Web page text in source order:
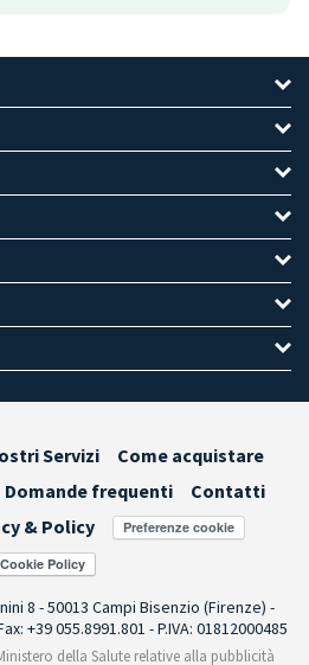
Servizi
Come acquistare
Domande frequenti
Contatti
& Policy Preferenze cookie
8 - 50013 Campi Bisenzio (Firenze) -
+39 055.8991.801 - P.IVA: 01812000485
della Salute relative alla pubblicità